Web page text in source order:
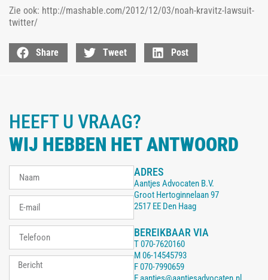
Zie ook: http://mashable.com/2012/12/03/noah-kravitz-lawsuit-
twitter/
Share Tweet Post
HEEFT U VRAAG?
WIJ HEBBEN HET ANTWOORD
ADRES
Aantjes Advocaten B.V.
Groot Hertoginnelaan 97
2517 EE Den Haag
BEREIKBAAR VIA
T070-7620160
M06-14545793
F070-7990659